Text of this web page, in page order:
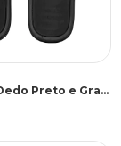
Chinelo de Dedo Preto e Grafite Elegante Casual | Cartago